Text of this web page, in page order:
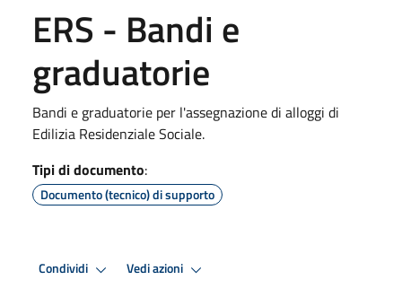
ERS - Bandi e
graduatorie
Bandi e graduatorie per l'assegnazione di alloggi di
Edilizia Residenziale Sociale.
Tipi di documento:
Documento (tecnico) di supporto
Condividi Vedi azioni